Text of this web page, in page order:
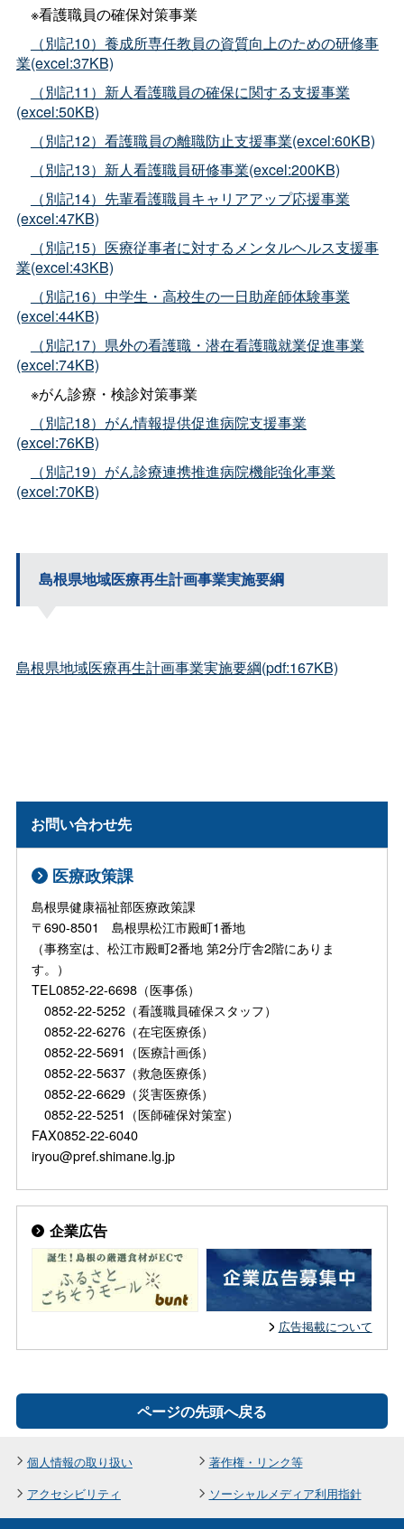
※看護職員の確保対策事業
（別記10）養成所専任教員の資質向上のための研修事
業(excel:37KB)
（別記11）新人看護職員の確保に関する支援事業
(excel:50KB)
（別記12）看護職員の離職防止支援事業(excel:60KB)
（別記13）新人看護職員研修事業(excel:200KB)
（別記14）先輩看護職員キャリアアップ応援事業
(excel:47KB)
（別記15）医療従事者に対するメンタルヘルス支援事
業(excel:43KB)
（別記16）中学生・高校生の一日助産師体験事業
(excel:44KB)
（別記17）県外の看護職・潜在看護職就業促進事業
(excel:74KB)
※がん診療・検診対策事業
（別記18）がん情報提供促進病院支援事業
(excel:76KB)
（別記19）がん診療連携推進病院機能強化事業
(excel:70KB)
島根県地域医療再生計画事業実施要綱
島根県地域医療再生計画事業実施要綱(pdf:167KB)
お問い合わせ先
医療政策課
島根県健康福祉部医療政策課
〒690-8501 島根県松江市殿町1番地
（事務室は、松江市殿町2番地 第2分庁舎2階にありま
す。）
TEL0852-22-6698（医事係）
0852-22-5252（看護職員確保スタッフ）
0852-22-6276（在宅医療係）
0852-22-5691（医療計画係）
0852-22-5637（救急医療係）
0852-22-6629（災害医療係）
0852-22-5251（医師確保対策室）
FAX0852-22-6040
iryou@pref.shimane.lg.jp
企業広告
広告掲載について
ページの先頭へ戻る
個人情報の取り扱い
著作権・リンク等
アクセシビリティ
ソーシャルメディア利用指針